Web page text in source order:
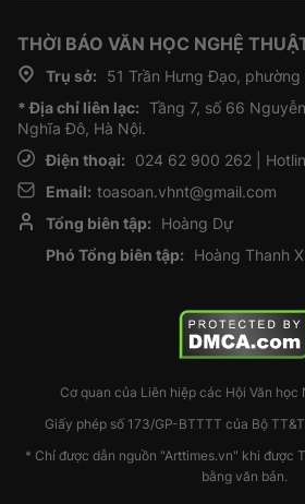
THỜI BÁO VĂN HỌC NGHỆ
Trụ sở:
51 Trần Hưng Đạo,
* Địa chỉ liên lạc: Tầng 7, số 66
Nghĩa Đô, Hà Nội.
Điện thoại:
024 62 900 262 |
Email: toasoan.vhnt@gmail.com
Tổng biên tập:
Hoàng Dự
Phó Tổng biên tập:
Hoàng Thanh
Cơ quan của Liên hiệp các Hội Văn học
Giấy phép số 173/GP-BTTTT của Bộ
* Chỉ được dẫn nguồn "Arttimes.vn" khi được
bằng văn bản.